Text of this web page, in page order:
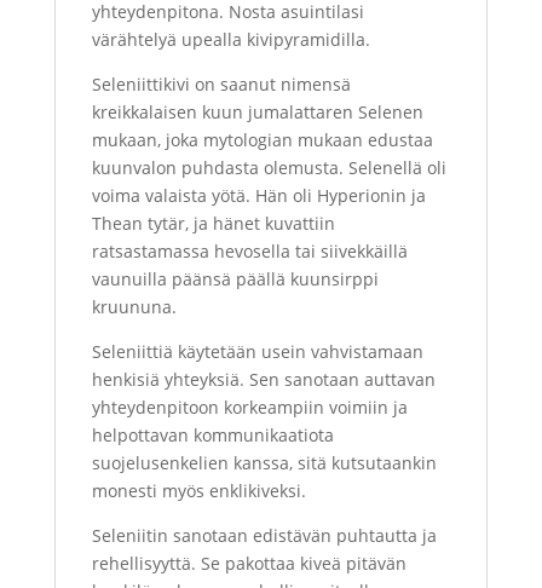
yhteydenpitona. Nosta asuintilasi
värähtelyä upealla kivipyramidilla.
Seleniittikivi on saanut nimensä
kreikkalaisen kuun jumalattaren Selenen
mukaan, joka mytologian mukaan edustaa
kuunvalon puhdasta olemusta. Selenellä oli
voima valaista yötä. Hän oli Hyperionin ja
Thean tytär, ja hänet kuvattiin
ratsastamassa hevosella tai siivekkäillä
vaunuilla päänsä päällä kuunsirppi
kruununa.
Seleniittiä käytetään usein vahvistamaan
henkisiä yhteyksiä. Sen sanotaan auttavan
yhteydenpitoon korkeampiin voimiin ja
helpottavan kommunikaatiota
suojelusenkelien kanssa, sitä kutsutaankin
monesti myös enklikiveksi.
Seleniitin sanotaan edistävän puhtautta ja
rehellisyyttä. Se pakottaa kiveä pitävän